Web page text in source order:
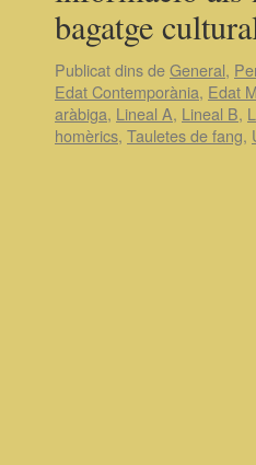
bagatge
Publicat dins deGeneral,
Edat Contemporània, Edat
aràbiga, Lineal A, Lineal B,
homèrics, Tauletes de fang,